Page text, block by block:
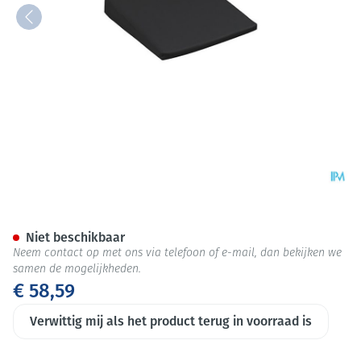
€ 58,59
Verwittig mij als het product terug in voorraad is
Niet beschikbaar
Neem contact op met ons via telefoon of e-mail, dan bekijken we
samen de mogelijkheden.